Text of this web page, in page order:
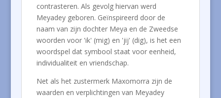
contrasteren. Als gevolg hiervan werd
Meyadey geboren. Geïnspireerd door de
naam van zijn dochter Meya en de Zweedse
woorden voor 'ik' (mig) en 'jij' (dig), is het een
woordspel dat symbool staat voor eenheid,
individualiteit en vriendschap.
Net als het zustermerk Maxomorra zijn de
waarden en verplichtingen van Meyadey